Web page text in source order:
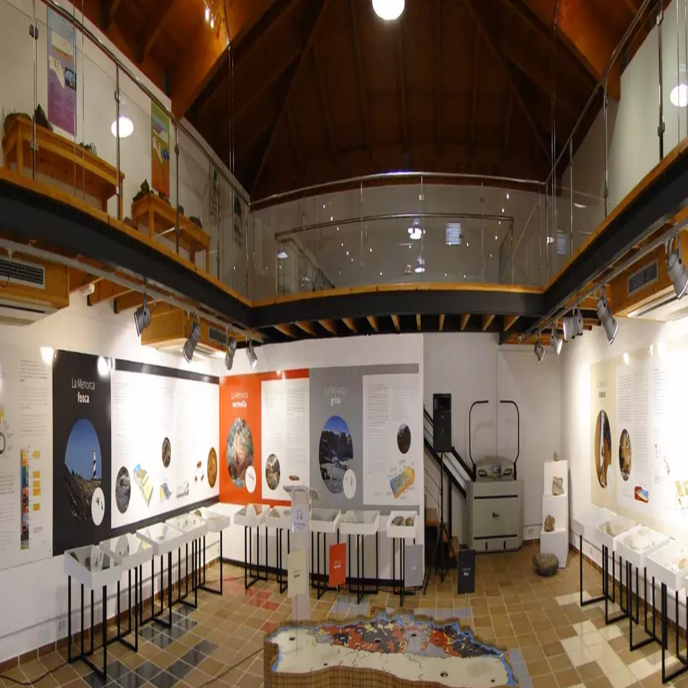
Menorca Explorer
Agenda
Menorca
Informació d'interèsPlatjes PoblesCultura Reserva de la Biosfera FestesCamí de Cavalls
Guia
Menjar & Beure
Serveis Activitats
Compres
Tips
Català
Agenda
Menorca
Guia
Centre de GELOLOGIA de Menorca
...
Menorca Explorer
Cultura
Museos
Centre de GELOLOGIA de Menorca